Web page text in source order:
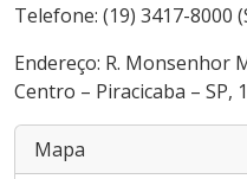
Telefone: (19) 3417-8000
Endereço: R. Monsenhor
Centro – Piracicaba – SP,
Mapa